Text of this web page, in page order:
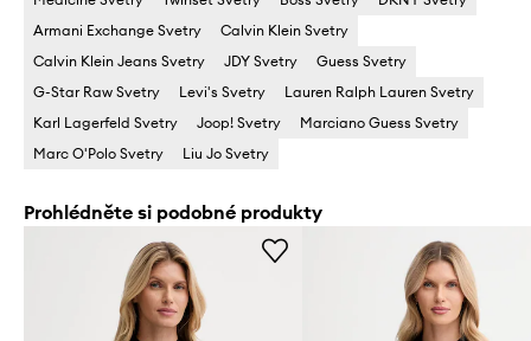
Armani Exchange Svetry
Calvin Klein Svetry
Calvin Klein Jeans Svetry
JDY Svetry
Guess Svetry
G-Star Raw Svetry
Levi's Svetry
Lauren Ralph Lauren Svetry
Karl Lagerfeld Svetry
Joop! Svetry
Marciano Guess Svetry
Marc O'Polo Svetry
Liu Jo Svetry
Prohlédněte si podobné produkty